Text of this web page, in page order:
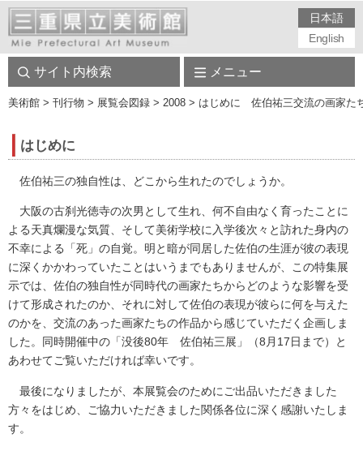
日本語
English
サイト内検索 メニュー
美術館 > 刊行物 > 展覧会図録 > 2008 > はじめに 佐伯祐三交流の画家た
はじめに
佐伯祐三の独自性は、どこから生れたのでしょうか。
大阪の古刹光徳寺の次男として生れ、何不自由なく育ったことに
よる天真爛漫な気質、そして美術学校に入学後次々と訪れた身内の
不幸による「死」の自覚。明と暗が同居した佐伯の生涯が彼の表現
に深くかかわっていたことはいうまでもありませんが、この特集展
示では、佐伯の独自性が同時代の画家たちからどのような影響を受
けて形成されたのか、それに対して佐伯の表現が彼らに何を与えた
のかを、交流のあった画家たちの作品から感じていただく企画しま
した。同時開催中の「没後80年 佐伯祐三展」（8月17日まで）と
あわせてご覧いただければ幸いです。
最後になりましたが、本展覧会のためにご出品いただきました
方々をはじめ、ご協力いただきました関係各位に深く感謝いたしま
す。